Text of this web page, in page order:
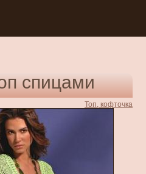
спицами
Топ, кофточка